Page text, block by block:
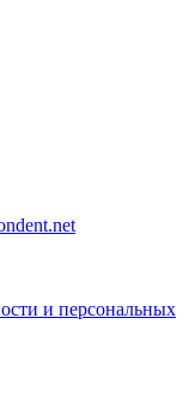
и персональных